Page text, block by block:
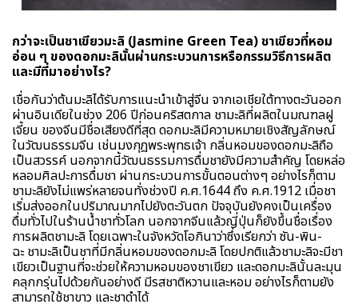
กว่าจะเป็นชาเขียวมะลิ (Jasmine Green Tea) ชาเขียวที่หอม
อ่อน ๆ ของดอกมะลินั้นผ่านกระบวนการหรือกรรมวิธีการผลิต
และมีที่มาอย่างไร?
เชื่อกันว่าต้นมะลิได้รับการแนะนำเข้าสู่จีน จากเอเชียใต้ทางตะวันออก
ผ่านอินเดียในช่วง 206 ปีก่อนคริสตกาล ชามะลิที่ผลิตในมณฑลฝู
เจี้ยน ของจีนมีชื่อเสียงดีที่สุด ดอกมะลิมีความหมายเชิงสัญลักษณ์
ในวัฒนธรรมจีน เช่นมงกุฎพระพุทธเจ้า กลิ่นหอมของดอกมะลิถือ
เป็นสวรรค์ นอกจากนี้วัฒนธรรมการดื่มชายังมีความสำคัญ โดยหล่อ
หลอมศิลปะการดื่มชา ผ่านกระบวนการขั้นตอนต่างๆ อย่างไรก็ตาม
ชามะลิยังไม่แพร่หลายจนทั่งช่วงปี ค.ศ.1644 ถึง ค.ศ.1912 เมื่อชา
เริ่มส่งออกในปริมาณมากไปยังตะวันตก ปัจจุบันยังคงเป็นเครื่อง
ดื่มทั่วไปในร้านน้ำชาทั่วโลก นอกจากจีนแล้วญี่ปุ่นก็ยังขึ้นชื่อเรื่อง
การผลิตชามะลิ โดยเฉพาะในจังหวัดโอกินาว่าซึ่งเรียกว่า ซัน-พิน-
ฉะ ชามะลิเป็นชาที่มีกลิ่นหอมของดอกมะลิ โดยปกติแล้วชามะลิจะมีชา
เขียวเป็นฐานที่จะช่วยให้ความหอมของชาเขียว และดอกมะลินั้นละมุน
คลุกกรุ่นไปด้วยกันอย่างดี มีรสชาติหวานและหอม อย่างไรก็ตามยัง
สามารถใช้ชาขาว และชาดำได้